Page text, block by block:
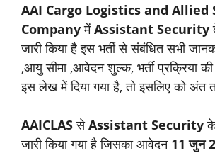
AAI Cargo Logistics and Allied
CompanyमेंAssistant Security
जारी किया है इस भर्ती से संबंधित सभी
,आयु सीमा ,आवेदन शुल्क, भर्ती प्रक्रिया की
इस लेख में दिया गया है, तो इसलिए को
AAICLASसेAssistant Security
जारी किया गया है जिसका आवेदन 11जुन